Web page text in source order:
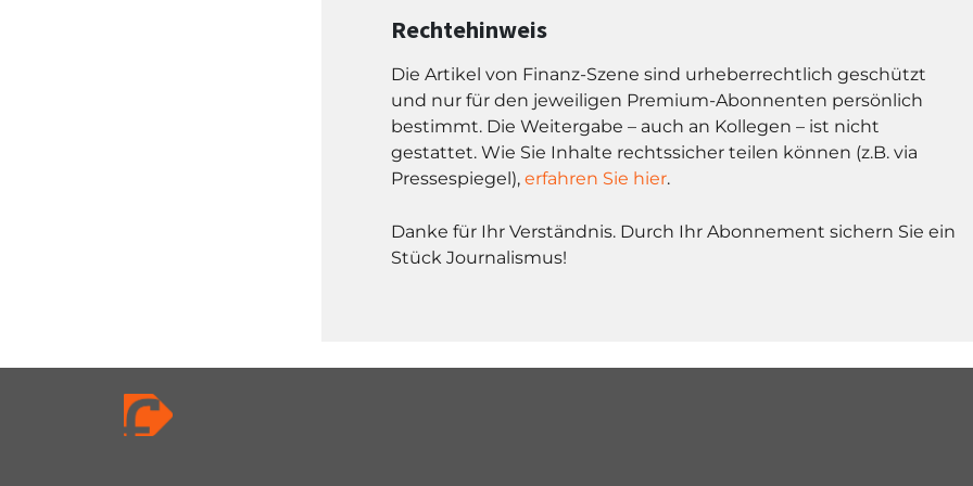
Rechtehinweis
Die Artikel von Finanz-Szene sind urheberrechtlich geschützt
und nur für den jeweiligen Premium-Abonnenten persönlich
bestimmt. Die Weitergabe – auch an Kollegen – ist nicht
gestattet. Wie Sie Inhalte rechtssicher teilen können (z.B. via
Pressespiegel), erfahren Sie hier.
Danke für Ihr Verständnis. Durch Ihr Abonnement sichern Sie ein
Stück Journalismus!